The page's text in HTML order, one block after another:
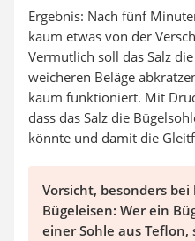
Ergebnis: Nach fünf
kaum etwas von der
Vermutlich soll das Salz
weicheren Beläge
kaum funktioniert. Mit
dass das Salz die
könnte und damit die
Vorsicht, besonders
Bügeleisen: Wer ein
einer Sohle aus